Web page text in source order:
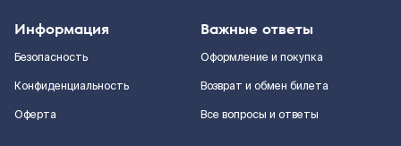
Информация
Безопасность
Конфиденциальность
Оферта
Важные ответы
Оформление и покупка
Возврат и обмен билета
Все вопросы и ответы